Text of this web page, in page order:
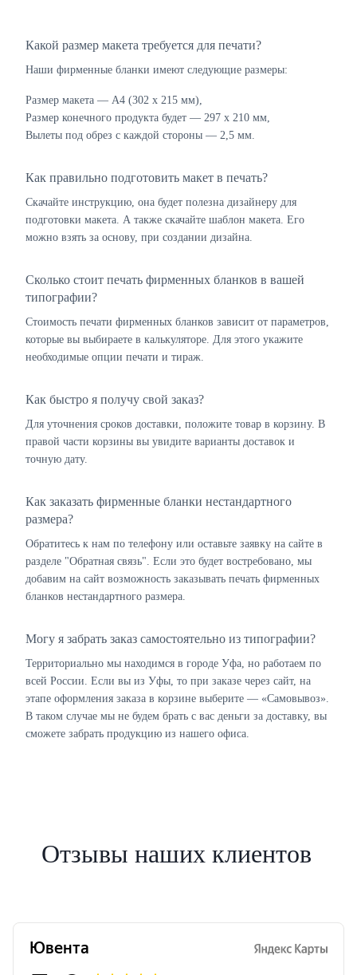
Какой размер макета требуется для печати?
Наши фирменные бланки имеют следующие размеры:
Размер макета — А4 (302 х 215 мм),
Размер конечного продукта будет — 297 х 210 мм,
Вылеты под обрез с каждой стороны — 2,5 мм.
Как правильно подготовить макет в печать?
Скачайте инструкцию, она будет полезна дизайнеру для
подготовки макета. А также скачайте шаблон макета. Его
можно взять за основу, при создании дизайна.
Сколько стоит печать фирменных бланков в вашей
типографии?
Стоимость печати фирменных бланков зависит от параметров,
которые вы выбираете в калькуляторе. Для этого укажите
необходимые опции печати и тираж.
Как быстро я получу свой заказ?
Для уточнения сроков доставки, положите товар в корзину. В
правой части корзины вы увидите варианты доставок и
точную дату.
Как заказать фирменные бланки нестандартного
размера?
Обратитесь к нам по телефону или оставьте заявку на сайте в
разделе "Обратная связь". Если это будет востребовано, мы
добавим на сайт возможность заказывать печать фирменных
бланков нестандартного размера.
Могу я забрать заказ самостоятельно из типографии?
Территориально мы находимся в городе Уфа, но работаем по
всей России. Если вы из Уфы, то при заказе через сайт, на
этапе оформления заказа в корзине выберите — «Самовывоз».
В таком случае мы не будем брать с вас деньги за доставку, вы
сможете забрать продукцию из нашего офиса.
Отзывы наших клиентов